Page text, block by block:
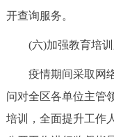
开查询服务。
(六)加强教育培训
疫情期间采取网络
问对全区各单位主管
培训，全面提升工作